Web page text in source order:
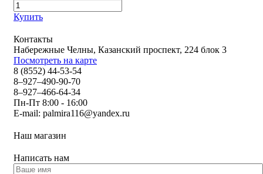
Купить
Контакты
Набережные Челны, Казанский проспект, 224 блок 3
Посмотреть на карте
8 (8552) 44-53-54
8–927–490-90-70
8–927–466-64-34
Пн-Пт 8:00 - 16:00
E-mail: palmira116@yandex.ru
Наш магазин
Написать нам